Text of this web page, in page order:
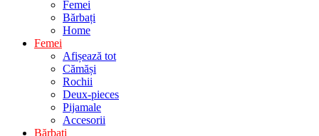
Femei
Bărbați
Home
Femei
Afișează tot
Cămăși
Rochii
Deux-pieces
Pijamale
Accesorii
Bărbați